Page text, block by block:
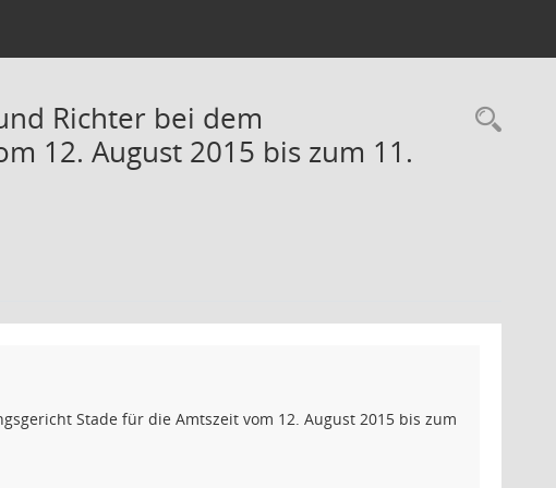
Richter bei dem
12. August 2015 bis zum 11.
Stade für die Amtszeit vom 12. August 2015 bis zum